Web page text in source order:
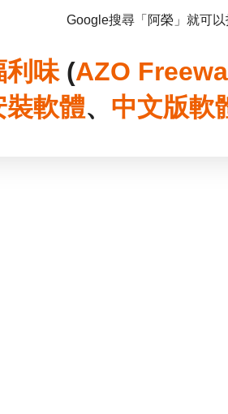
Google搜尋「阿榮」就可
利味(AZO
裝軟體、 中文版軟